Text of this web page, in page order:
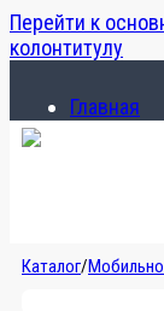
Перейти к
колонтитулу
Главная
Каталог
Каталог/